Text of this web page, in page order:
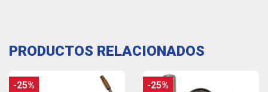
PRODUCTOS RELACIONADOS
-25% -25%